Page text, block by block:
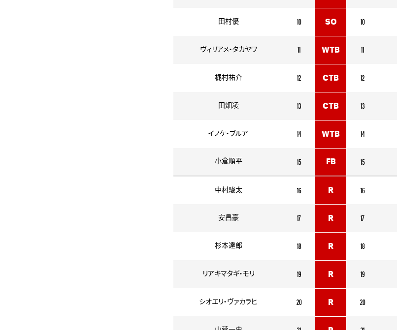
田村優 10 SO 10
ヴィリアメ・タカヤワ 11 WTB 11
梶村祐介 12 CTB 12
田畑凌 13 CTB 13
イノケ・ブルア 14 WTB 14
小倉順平 15 FB 15
中村駿太 16 R 16
安昌豪 17 R 17
杉本達郎 18 R 18
リアキマタギ・モリ 19 R 19
シオエリ・ヴァカラヒ 20 R 20